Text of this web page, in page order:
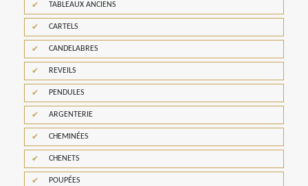
TABLEAUX ANCIENS
CARTELS
CANDELABRES
REVEILS
PENDULES
ARGENTERIE
CHEMINÉES
CHENETS
POUPÉES